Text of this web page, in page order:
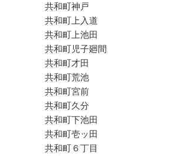
共和町神戸
共和町上入道
共和町上池田
共和町児子廻間
共和町才田
共和町荒池
共和町宮前
共和町久分
共和町下池田
共和町壱ッ田
共和町６丁目